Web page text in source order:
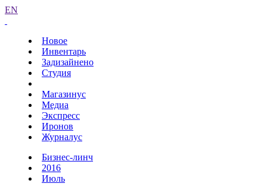
EN
Новое
Инвентарь
Задизайнено
Студия
Магазинус
Медиа
Экспресс
Иронов
Журналус
Бизнес-линч
2016
Июль